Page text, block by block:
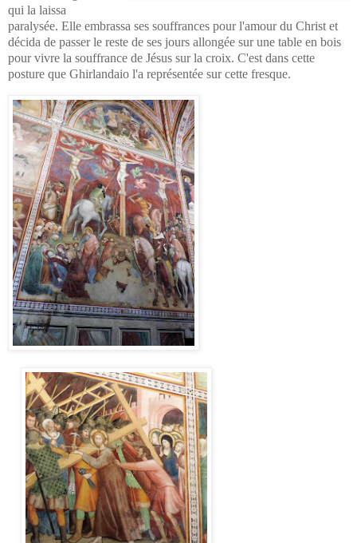
qui la laissa
paralysée. Elle embrassa ses souffrances pour l'amour du Christ et
décida de passer le reste de ses jours allongée sur une table en bois
pour vivre la souffrance de Jésus sur la croix. C'est dans cette
posture que Ghirlandaio l'a représentée sur cette fresque.